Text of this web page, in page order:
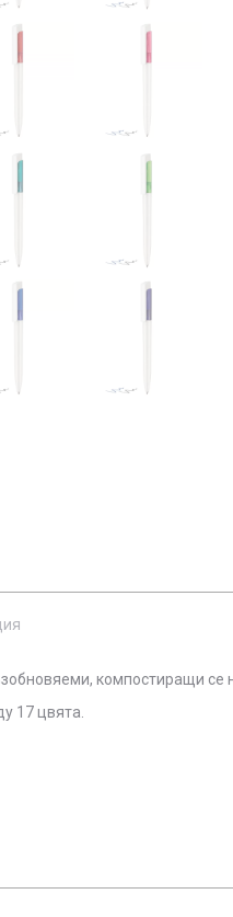
компостиращи се
17 цвята.